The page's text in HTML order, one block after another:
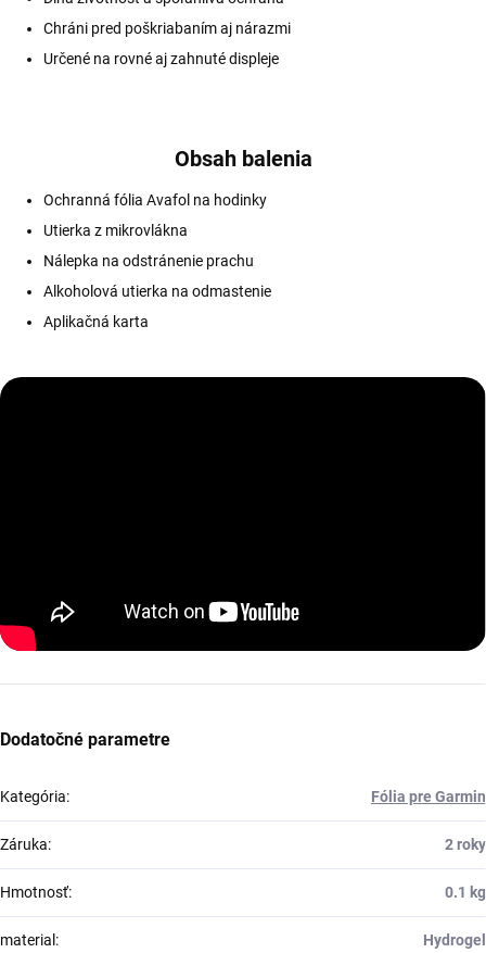
Chráni pred poškriabaním aj nárazmi
Určené na rovné aj zahnuté displeje
Obsah balenia
Ochranná fólia Avafol na hodinky
Utierka z mikrovlákna
Nálepka na odstránenie prachu
Alkoholová utierka na odmastenie
Aplikačná karta
Dodatočné parametre
Kategória: Fólia pre Garmin
Záruka: 2 roky
Hmotnosť: 0.1 kg
material : Hydrogel